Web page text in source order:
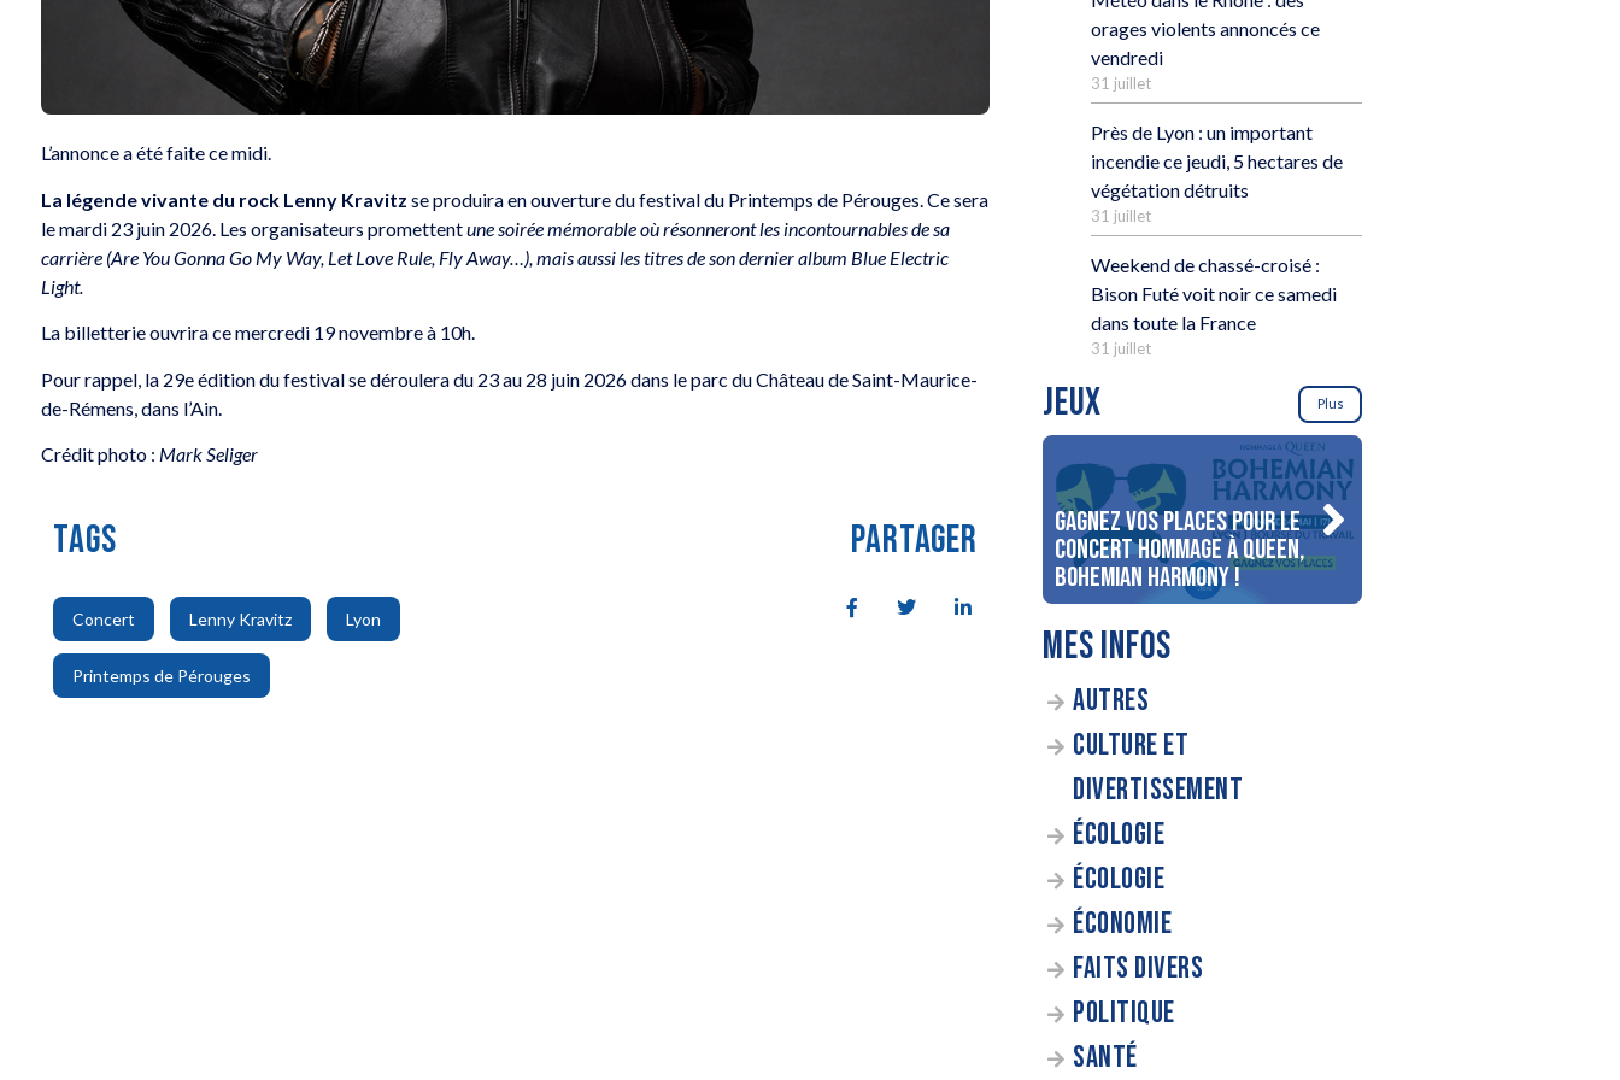
L’annonce a été faite ce midi.
La légende vivante du rock Lenny Kravitz se produira en ouverture du festival du Printemps de Pérouges. Ce sera
le mardi 23 juin 2026. Les organisateurs promettentune soirée mémorable où résonneront les incontournables de sa
carrière (Are You Gonna Go My Way, Let Love Rule, Fly Away…), mais aussi les titres de son dernier album Blue Electric
Light.
La billetterie ouvrira ce mercredi 19 novembre à 10h.
Pour rappel, la 29e édition du festival se déroulera du 23 au 28 juin 2026 dans le parc du Château de Saint-Maurice-
de-Rémens, dans l’Ain.
Crédit photo : Mark Seliger
TAGS
Concert
,
Lenny Kravitz
,
Lyon
Printemps de Pérouges
PARTAGER
orages violents annoncés ce
vendredi
31 juillet
Près de Lyon : un important
incendie ce jeudi, 5 hectares de
végétation détruits
31 juillet
Weekend de chassé-croisé :
Bison Futé voit noir ce samedi
dans toute la France
31 juillet
JEUX Plus
Gagnez vos places pour le
concert Hommage à Queen,
Bohemian Harmony !
MES INFOS
AUTRES
CULTURE ET
DIVERTISSEMENT
ÉCOLOGIE
ÉCOLOGIE
ÉCONOMIE
FAITS DIVERS
POLITIQUE
SANTÉ